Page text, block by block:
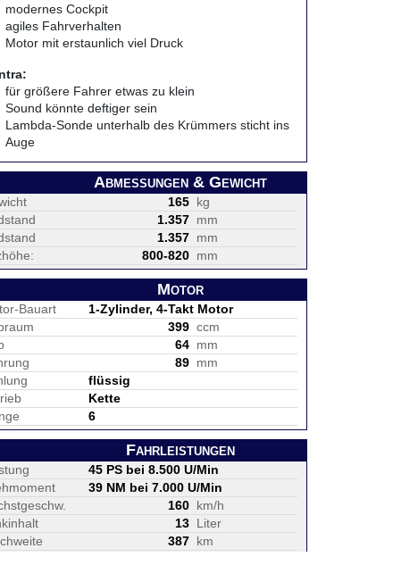
modernes Cockpit
agiles Fahrverhalten
Motor mit erstaunlich viel Druck
für größere Fahrer etwas zu klein
Sound könnte deftiger sein
Lambda-Sonde unterhalb des Krümmers sticht ins
Auge
Abmessungen & Gewicht
165 kg
1.357 mm
1.357 mm
800-820 mm
Motor
Bauart
1-Zylinder, 4-Takt Motor
399 ccm
64 mm
89 mm
flüssig
Kette
6
Fahrleistungen
45 PS bei 8.500 U/Min
39 NM bei 7.000 U/Min
160 km/h
13 Liter
387 km